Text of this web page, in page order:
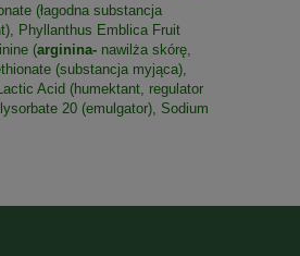
(łagodna substancja
Phyllanthus Emblica Fruit
(arginina- nawilża skórę,
(substancja myjąca),
Acid (humektant, regulator
20 (emulgator), Sodium